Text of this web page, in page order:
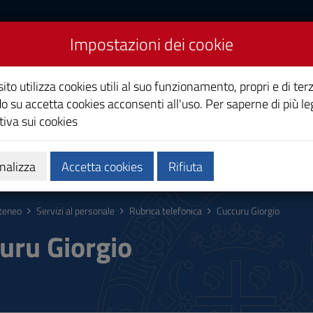
di Cagliari
Ricerca Società e territorio
Servizi al personale Rubrica telefonica Cuccuru Giorgio
Giorgio
Impostazioni dei cookie
utilizza cookies utili al suo funzionamento, propri e di
su accetta cookies acconsenti all'uso. Per saperne di più
sui cookies
Accetta cookies Rifiuta